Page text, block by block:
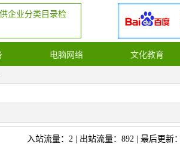
企业分类目录检
电脑网络 文化教育
入站流量：2 | 出站流量：892 | 最后更新